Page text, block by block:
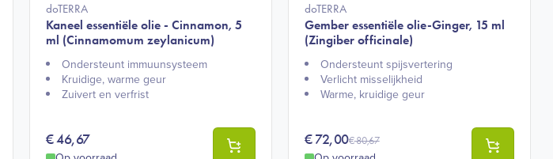
doTERRA
Kaneel essentiële olie - Cinnamon, 5
ml (Cinnamomum zeylanicum)
Ondersteunt immuunsysteem​
Kruidige, warme geur​
Zuivert en verfrist​
€46,67
doTERRA
Gember essentiële olie-Ginger, 15 ml
(Zingiber officinale)
Ondersteunt spijsvertering​
Verlicht misselijkheid​
Warme, kruidige geur​
€72,00€80,67